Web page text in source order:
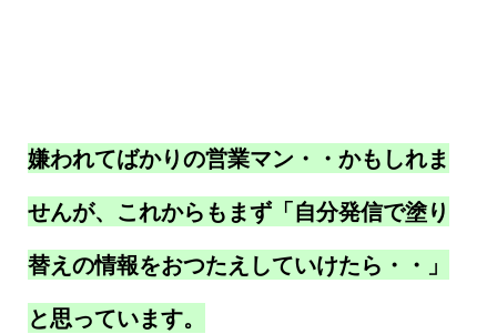
嫌われてばかりの営業マン・・かもしれま
せんが、これからもまず「自分発信で塗り
替えの情報をおつたえしていけたら・・」
と思っています。